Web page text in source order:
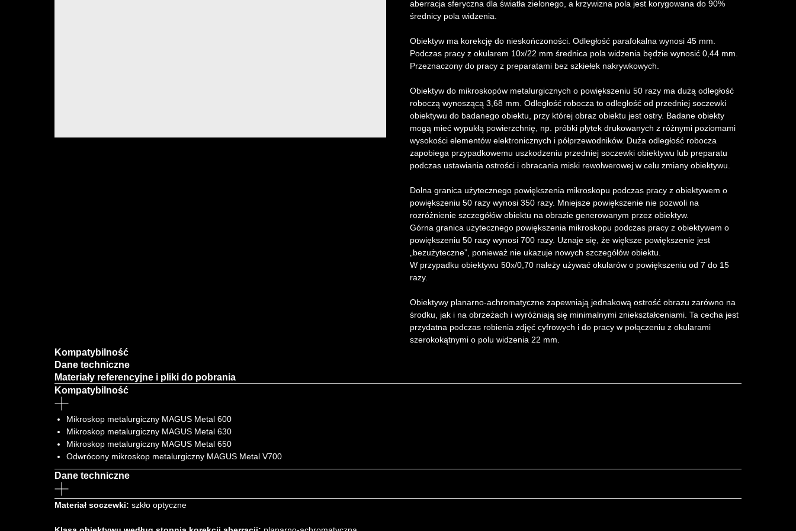
aberracja sferyczna dla światła zielonego, a krzywizna pola jest korygowana do 90%
średnicy pola widzenia.
Obiektyw ma korekcję do nieskończoności. Odległość parafokalna wynosi 45 mm.
Podczas pracy z okularem 10x/22 mm średnica pola widzenia będzie wynosić 0,44 mm.
Przeznaczony do pracy z preparatami bez szkiełek nakrywkowych.
Obiektyw do mikroskopów metalurgicznych o powiększeniu 50 razy ma dużą odległość
roboczą wynoszącą 3,68 mm. Odległość robocza to odległość od przedniej soczewki
obiektywu do badanego obiektu, przy której obraz obiektu jest ostry. Badane obiekty
mogą mieć wypukłą powierzchnię, np. próbki płytek drukowanych z różnymi poziomami
wysokości elementów elektronicznych i półprzewodników. Duża odległość robocza
zapobiega przypadkowemu uszkodzeniu przedniej soczewki obiektywu lub preparatu
podczas ustawiania ostrości i obracania miski rewolwerowej w celu zmiany obiektywu.
Dolna granica użytecznego powiększenia mikroskopu podczas pracy z obiektywem o
powiększeniu 50 razy wynosi 350 razy. Mniejsze powiększenie nie pozwoli na
rozróżnienie szczegółów obiektu na obrazie generowanym przez obiektyw.
Górna granica użytecznego powiększenia mikroskopu podczas pracy z obiektywem o
powiększeniu 50 razy wynosi 700 razy. Uznaje się, że większe powiększenie jest
„bezużyteczne”, ponieważ nie ukazuje nowych szczegółów obiektu.
W przypadku obiektywu 50x/0,70 należy używać okularów o powiększeniu od 7 do 15
razy.
Obiektywy planarno-achromatyczne zapewniają jednakową ostrość obrazu zarówno na
środku, jak i na obrzeżach i wyróżniają się minimalnymi zniekształceniami. Ta cecha jest
przydatna podczas robienia zdjęć cyfrowych i do pracy w połączeniu z okularami
szerokokątnymi o polu widzenia 22 mm.
Kompatybilność
Dane techniczne
Materiały referencyjne i pliki do pobrania
Kompatybilność
Mikroskop metalurgiczny MAGUS Metal 600
Mikroskop metalurgiczny MAGUS Metal 630
Mikroskop metalurgiczny MAGUS Metal 650
Odwrócony mikroskop metalurgiczny MAGUS Metal V700
Dane techniczne
Materiał soczewki: szkło optyczne